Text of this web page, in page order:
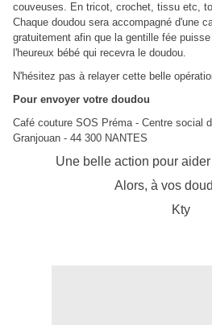
couveuses. En tricot, crochet, tissu etc,
Chaque doudou sera accompagné d'une
gratuitement afin que la gentille fée
l'heureux bébé qui recevra le doudou.
N'hésitez pas à relayer cette belle
Pour envoyer votre doudou
Café couture SOS Préma - Centre social
Granjouan - 44 300 NANTES
Une belle action pour
Alors, à vos
Kty